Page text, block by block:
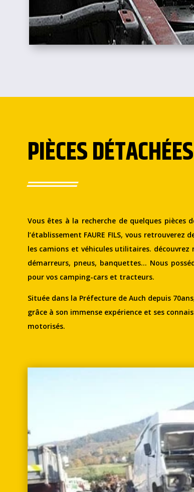
PIÈCES
Vous êtes à la recherche de quelques pièces
l’établissement FAURE FILS, vous retrouverez
les camions et véhicules utilitaires.
démarreurs, pneus, banquettes… Nous
pour vos camping-cars et tracteurs.
Située dans la Préfecture de Auch depuis
grâce à son immense expérience et ses
motorisés.